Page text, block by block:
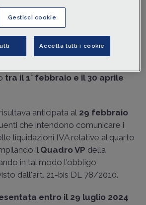
min.
tra il 1° febbraio e il 30 aprile
anticipata al 29 febbraio
che intendono comunicare i
liquidazioni IVA relative al quarto
il Quadro VP della
in tal modo l'obbligo
dall'art. 21-bis DL 78/2010.
entro il 29 luglio 2024
Gestisci cookie
Accetta tutti i cookie